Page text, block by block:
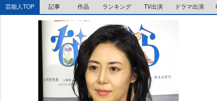
芸能人TOP 記事 作品 ランキング TV出演 ドラマ出演